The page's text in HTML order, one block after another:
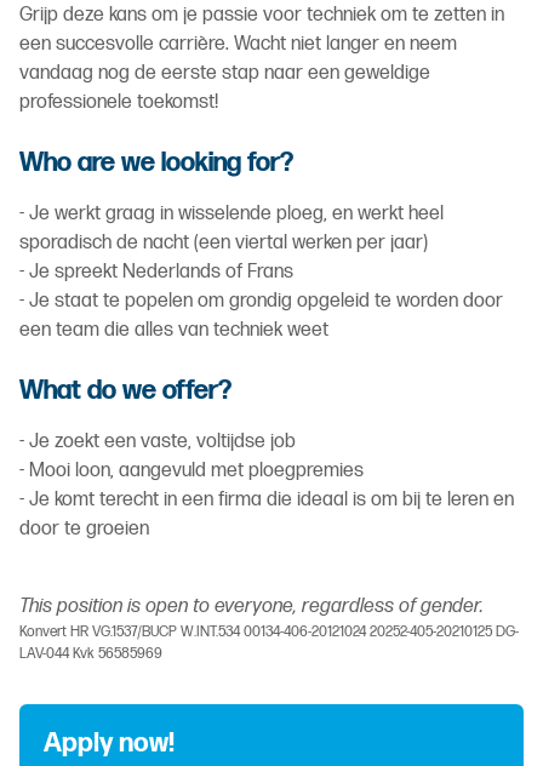
Grijp deze kans om je passie voor techniek om te zetten in
een succesvolle carrière. Wacht niet langer en neem
vandaag nog de eerste stap naar een geweldige
professionele toekomst!
Who are we looking for?
- Je werkt graag in wisselende ploeg, en werkt heel
sporadisch de nacht (een viertal werken per jaar)
- Je spreekt Nederlands of Frans
- Je staat te popelen om grondig opgeleid te worden door
een team die alles van techniek weet
What do we offer?
- Je zoekt een vaste, voltijdse job
- Mooi loon, aangevuld met ploegpremies
- Je komt terecht in een firma die ideaal is om bij te leren en
door te groeien
This position is open to everyone, regardless of gender.
Konvert HR VG.1537/BUCP W.INT.534 00134-406-20121024 20252-405-20210125 DG-
LAV-044 Kvk 56585969
Apply now!